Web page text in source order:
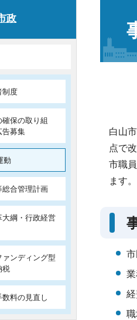
白山
点で
市職
ます。
政
制度
確保の取り組
募集
動
総合管理計画
大綱・行政経営
ァンディング型
税
料の見直し